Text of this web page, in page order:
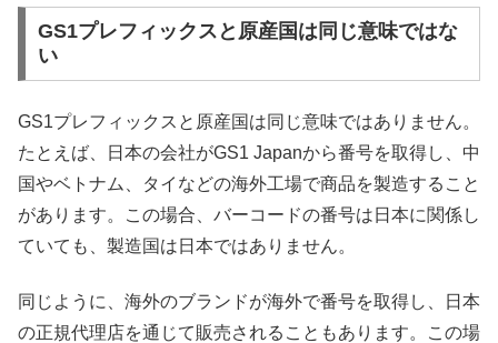
GS1プレフィックスと原産国は同じ意味ではな
い
GS1プレフィックスと原産国は同じ意味ではありません。
たとえば、日本の会社がGS1 Japanから番号を取得し、中
国やベトナム、タイなどの海外工場で商品を製造すること
があります。この場合、バーコードの番号は日本に関係し
ていても、製造国は日本ではありません。
同じように、海外のブランドが海外で番号を取得し、日本
の正規代理店を通じて販売されることもあります。この場